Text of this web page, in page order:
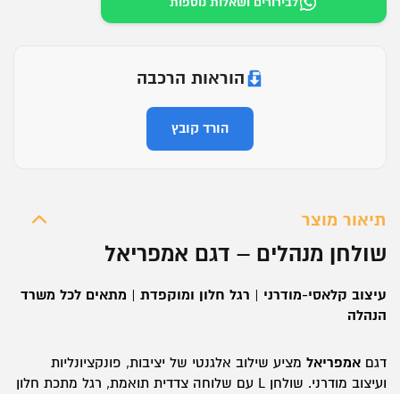
הוראות הרכבה
הורד קובץ
תיאור מוצר
שולחן מנהלים – דגם אמפריאל
עיצוב קלאסי-מודרני | רגל חלון ומוקפדת | מתאים לכל משרד
הנהלה
דגם אמפריאל מציע שילוב אלגנטי של יציבות, פונקציונליות
ועיצוב מודרני. שולחן L עם שלוחה צדדית תואמת, רגל מתכת חלון